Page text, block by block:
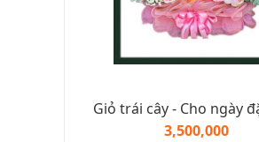
Giỏ trái cây - Cho ngày
3,500,000